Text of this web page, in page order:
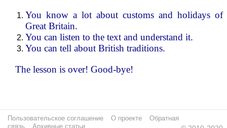
You know a lot about customs and holidays of
Great Britain.
You can listen to the text and understand it.
You can tell about British traditions.
The lesson is over! Good-bye!
Пользовательское соглашение О проекте
Обратная
связь
Архивные статьи